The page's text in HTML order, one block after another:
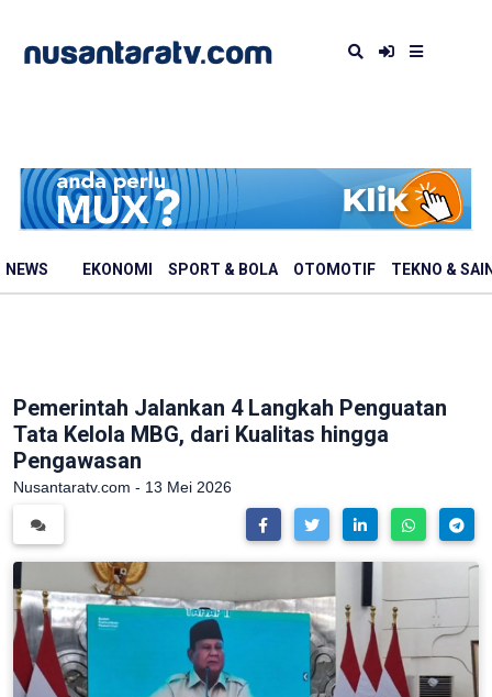
NEWS EKONOMI SPORT & BOLA OTOMOTIF TEKNO &
Pemerintah Jalankan 4 Langkah Penguatan
Tata Kelola MBG, dari Kualitas hingga
Pengawasan
Nusantaratv.com - 13 Mei 2026